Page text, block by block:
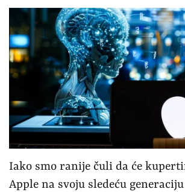
Iako smo ranije čuli da će
Apple na svoju sledeću